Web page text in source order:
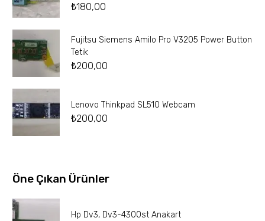
₺180,00
Fujitsu Siemens Amilo Pro V3205 Power Button
Tetik
₺200,00
Lenovo Thinkpad SL510 Webcam
₺200,00
Öne Çıkan Ürünler
Hp Dv3, Dv3-4300st Anakart